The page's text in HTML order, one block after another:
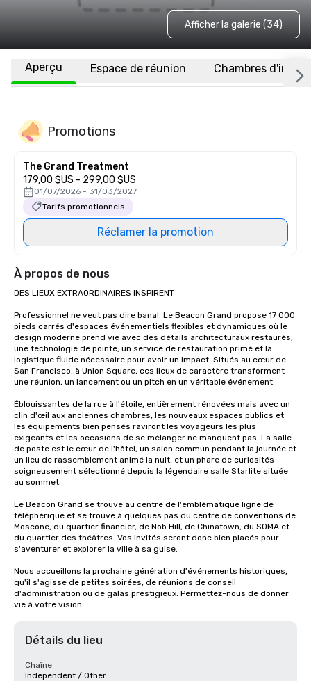
Afficher la galerie (34)
Aperçu Espace de réunion Chambres
Promotions
The Grand Treatment
179,00 $US - 299,00 $US
01/07/2026 - 31/03/2027
Tarifs promotionnels
Réclamer la promotion
À propos de nous
DES LIEUX EXTRAORDINAIRES INSPIRENT
Professionnel ne veut pas dire banal. Le Beacon Grand propose 17 000
pieds carrés d'espaces événementiels flexibles et dynamiques où le
design moderne prend vie avec des détails architecturaux restaurés,
une technologie de pointe, un service de restauration primé et la
logistique fluide nécessaire pour avoir un impact. Situés au cœur de
San Francisco, à Union Square, ces lieux de caractère transforment
une réunion, un lancement ou un pitch en un véritable événement.
Éblouissantes de la rue à l'étoile, entièrement rénovées mais avec un
clin d'œil aux anciennes chambres, les nouveaux espaces publics et
les équipements bien pensés raviront les voyageurs les plus
exigeants et les occasions de se mélanger ne manquent pas. La salle
de poste est le cœur de l'hôtel, un salon commun pendant la journée et
un lieu de rassemblement animé la nuit, et un phare de curiosités
soigneusement sélectionné depuis la légendaire salle Starlite située
au sommet.
Le Beacon Grand se trouve au centre de l'emblématique ligne de
téléphérique et se trouve à quelques pas du centre de conventions de
Moscone, du quartier financier, de Nob Hill, de Chinatown, du SOMA et
du quartier des théâtres. Vos invités seront donc bien placés pour
s'aventurer et explorer la ville à sa guise.
Nous accueillons la prochaine génération d'événements historiques,
qu'il s'agisse de petites soirées, de réunions de conseil
d'administration ou de galas prestigieux. Permettez-nous de donner
vie à votre vision.
Détails du lieu
Chaîne
Independent / Other